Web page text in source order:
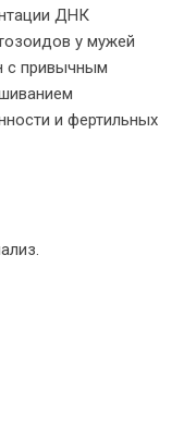
ДНК
у мужей
с привычным
и фертильных